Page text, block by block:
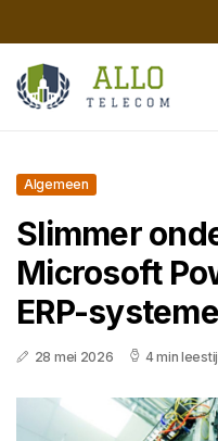
Algemeen
Slimmer
Microsoft
ERP-
28 mei 2026 4 min